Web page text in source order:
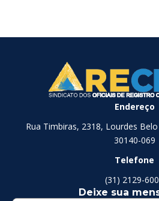
Endereço
Rua Timbiras, 2318, Lourdes
30140-069
Telefone
(31) 2129-
Deixe sua